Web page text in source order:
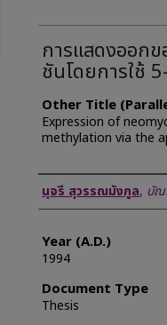
การแสดงออก
ชันโดยการใช้
Other Title
Expression of
methylation via the
Author
นุจรี สุวรรณมังกูล, บัณ
Year (A.D.)
1994
Document Type
Thesis